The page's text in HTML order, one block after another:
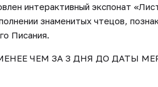
интерактивный экспонат
знаменитых чтецов,
Писания.
ЧЕМ ЗА 3 ДНЯ ДО ДАТЫ